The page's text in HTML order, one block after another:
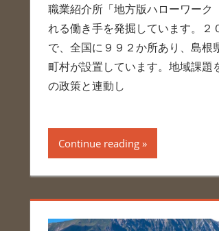
職業紹介所「地方版ハローワーク
れる働き手を発掘しています。２
で、全国に９９２か所あり、島根
町村が設置しています。地域課題
の政策と連動し
Continue reading